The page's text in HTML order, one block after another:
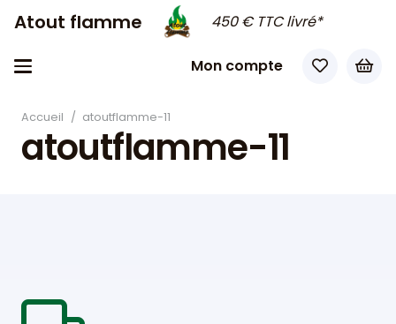
Atout flamme 450 € TTC livré*
Mon compte
Accueil / atoutflamme-11
atoutflamme-11